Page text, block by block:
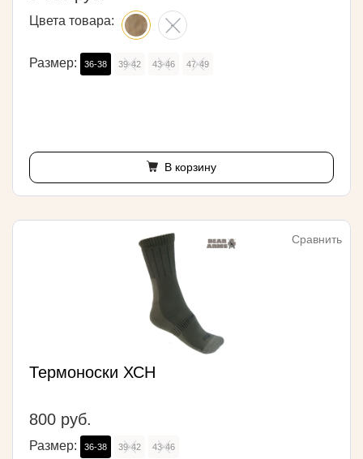
Цвета товара:
Размер: 36-38 39-42 43-46 47-49
В корзину
Сравнить
Термоноски ХСН
800 руб.
Размер: 36-38 39-42 43-46